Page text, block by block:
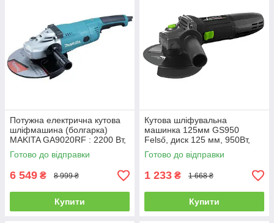
Потужна електрична кутова
шліфмашина (болгарка)
MAKITA GA9020RF : 2200 Вт,
230мм
Готово до відправки
6 549 ₴ 8 999 ₴
Купити
Кутова шліфувальна
машинка 125мм GS950
Felső, диск 125 мм, 950Вт,
11000 об/хв.
Готово до відправки
1 233 ₴ 1 668 ₴
Купити